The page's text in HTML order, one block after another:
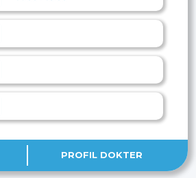
PROFIL DOKTER